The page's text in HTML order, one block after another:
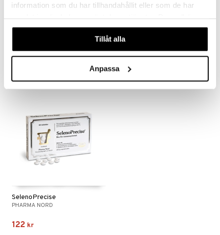
information som du har tillhandahållit eller som de har
våra cookies vid fortsatt användande av vår webbplats.
Tillåt alla
Anpassa
147
PHARMA NORD
109
SelenoPrecise
PHARMA NORD
122 kr